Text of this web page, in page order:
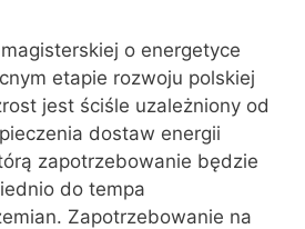
o energetyce
etapie rozwoju polskiej
jest ściśle uzależniony od
dostaw energii
zapotrzebowanie będzie
do tempa
Zapotrzebowanie na